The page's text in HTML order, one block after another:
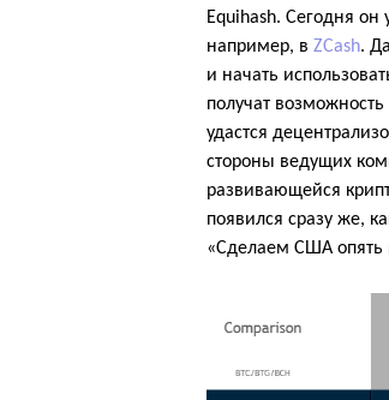
Equihash. Сегодня он
например, в ZCash.
и начать
получат
удастся
стороны ведущих
развивающейся
появился сразу же,
«Сделаем США опять